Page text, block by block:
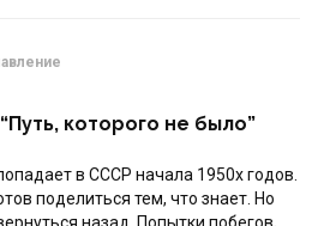
которого не было”
в СССР начала 1950х годов.
поделиться тем, что знает. Но